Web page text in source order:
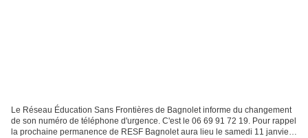
Le Réseau Éducation Sans Frontières de Bagnolet informe du changement
de son numéro de téléphone d'urgence. C'est le 06 69 91 72 19. Pour rappel
la prochaine permanence de RESF Bagnolet aura lieu le samedi 11 janvier